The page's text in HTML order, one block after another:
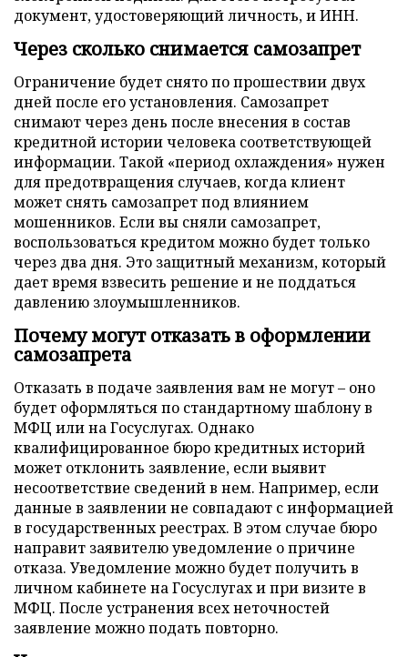
документ, удостоверяющий личность, и ИНН.
Через сколько снимается самозапрет
Ограничение будет снято по прошествии двух
дней после его установления. Самозапрет
снимают через день после внесения в состав
кредитной истории человека соответствующей
информации. Такой «период охлаждения» нужен
для предотвращения случаев, когда клиент
может снять самозапрет под влиянием
мошенников. Если вы сняли самозапрет,
воспользоваться кредитом можно будет только
через два дня. Это защитный механизм, который
дает время взвесить решение и не поддаться
давлению злоумышленников.
Почему могут отказать в оформлении
самозапрета
Отказать в подаче заявления вам не могут – оно
будет оформляться по стандартному шаблону в
МФЦ или на Госуслугах. Однако
квалифицированное бюро кредитных историй
может отклонить заявление, если выявит
несоответствие сведений в нем. Например, если
данные в заявлении не совпадают с информацией
в государственных реестрах. В этом случае бюро
направит заявителю уведомление о причине
отказа. Уведомление можно будет получить в
личном кабинете на Госуслугах и при визите в
МФЦ. После устранения всех неточностей
заявление можно подать повторно.